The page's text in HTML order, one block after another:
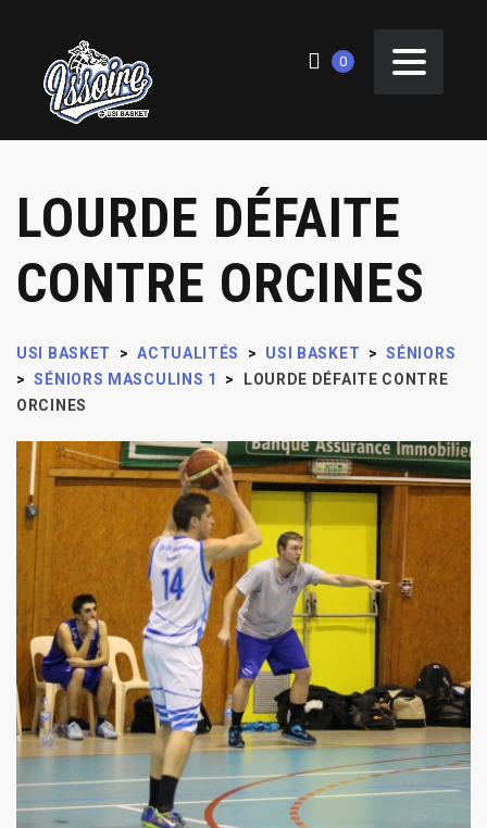
0
LOURDE DÉFAITE
CONTRE ORCINES
USI BASKET > ACTUALITÉS > USI BASKET > SÉNIORS
> SÉNIORS MASCULINS 1 >
LOURDE DÉFAITE CONTRE
ORCINES